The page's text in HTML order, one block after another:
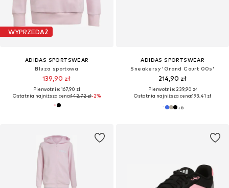
WYPRZEDAŻ
ADIDAS SPORTSWEAR
Bluza sportowa
139,90 zł
Pierwotnie: 167,90 zł
Ostatnia najniższa cena:142,72 zł-2%
ADIDAS SPORTSWEAR
Sneakersy 'Grand Court 00s'
214,90 zł
Pierwotnie: 239,90 zł
Ostatnia najniższa cena:193,41 zł
+6